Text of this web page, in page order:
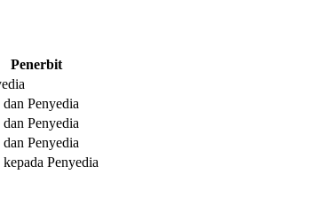
Penerbit
Penyedia
Penyedia
Penyedia
Penyedia